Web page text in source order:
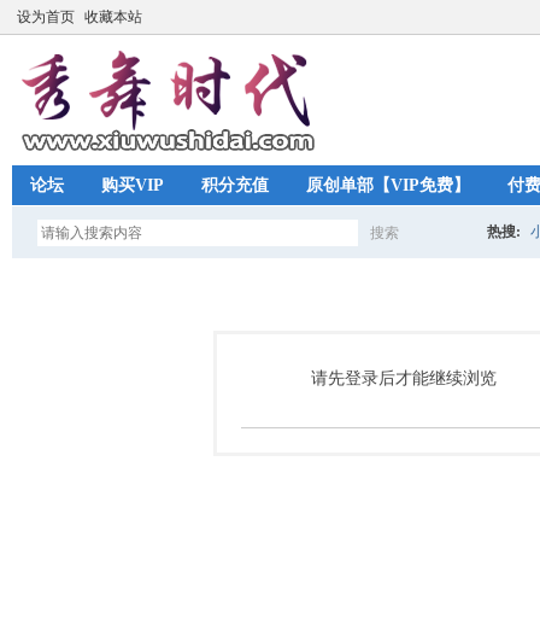
设为首页 收藏本站
论坛 购买VIP 积分充值 原创单部【VIP免费】 付
搜索
索
热搜:
请先登录后才能继续浏览